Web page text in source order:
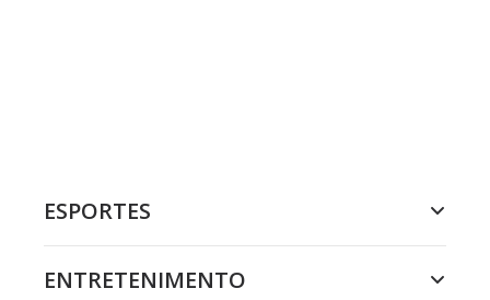
ESPORTES
ENTRETENIMENTO